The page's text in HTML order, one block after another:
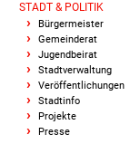
STADT & POLITIK
Bürgermeister
Gemeinderat
Jugendbeirat
Stadtverwaltung
Veröffentlichungen
Stadtinfo
Projekte
Presse